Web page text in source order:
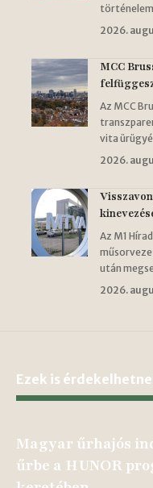
2026.
MCC
Az MCC
vita
2026.
Az M1
után
2026.
Ezek is
Magyar űrhajós
űrbe a HUNOR